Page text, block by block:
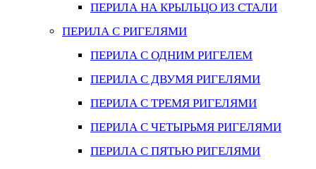
ПЕРИЛА НА КРЫЛЬЦО ИЗ СТАЛИ
ПЕРИЛА С РИГЕЛЯМИ
ПЕРИЛА С ОДНИМ РИГЕЛЕМ
ПЕРИЛА С ДВУМЯ РИГЕЛЯМИ
ПЕРИЛА С ТРЕМЯ РИГЕЛЯМИ
ПЕРИЛА С ЧЕТЫРЬМЯ РИГЕЛЯМИ
ПЕРИЛА С ПЯТЬЮ РИГЕЛЯМИ